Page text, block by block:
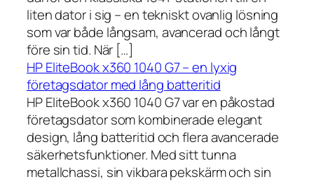
liten dator i sig – en tekniskt ovanlig lösning
som var både långsam, avancerad och långt
före sin tid. När […]
HP EliteBook x360 1040 G7 – en lyxig
företagsdator med lång batteritid
HP EliteBook x360 1040 G7 var en påkostad
företagsdator som kombinerade elegant
design, lång batteritid och flera avancerade
säkerhetsfunktioner. Med sitt tunna
metallchassi, sin vikbara pekskärm och sin